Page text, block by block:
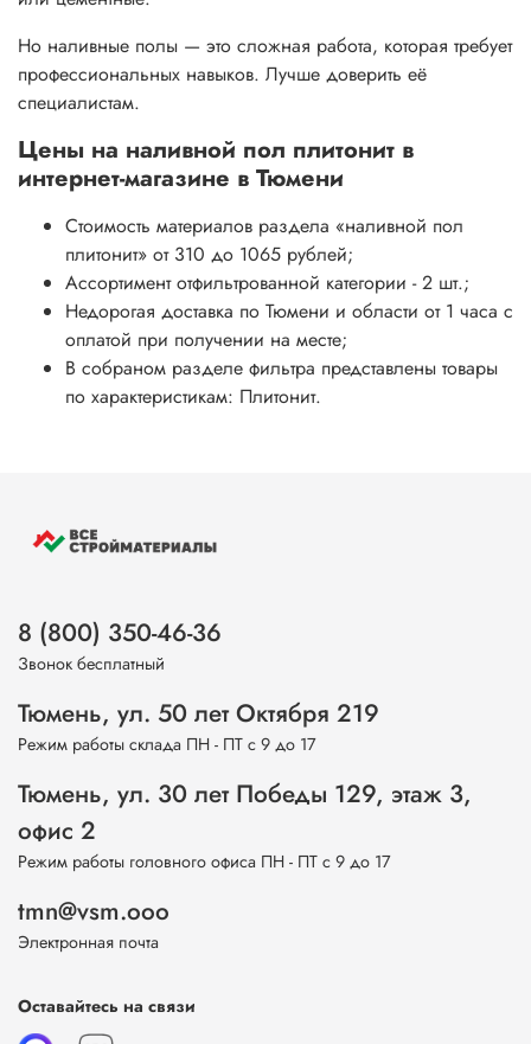
Но наливные полы — это сложная работа, которая требует
профессиональных навыков. Лучше доверить её
специалистам.
Цены на наливной пол плитонит в
интернет-магазине в Тюмени
Стоимость материалов раздела «наливной пол
плитонит» от 310 до 1065 рублей;
Ассортимент отфильтрованной категории - 2 шт.;
Недорогая доставка по Тюмени и области от 1 часа с
оплатой при получении на месте;
В собраном разделе фильтра представлены товары
по характеристикам: Плитонит.
8 (800) 350-46-36
Звонок бесплатный
Тюмень, ул. 50 лет Октября 219
Режим работы склада ПН - ПТ с 9 до 17
Тюмень, ул. 30 лет Победы 129, этаж 3,
офис 2
Режим работы головного офиса ПН - ПТ с 9 до 17
tmn@vsm.ooo
Электронная почта
Оставайтесь на связи